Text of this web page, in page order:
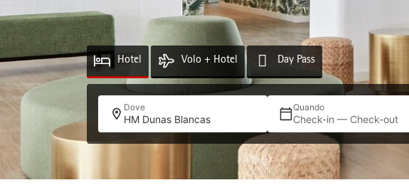
Hotel Volo + Hotel Day Pass
Dove
HM Dunas Blancas
Quando
Check-in — Check-out